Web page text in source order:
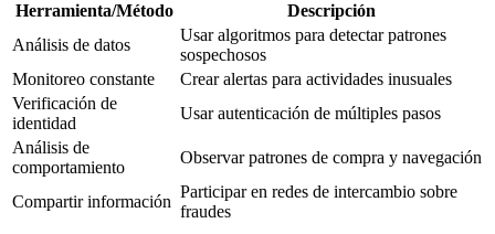
Herramienta/Método
Descripción
Análisis de datos
Usar algoritmos para detectar patrones
sospechosos
Monitoreo constante
Crear alertas para actividades inusuales
Verificación de
identidad
Usar autenticación de múltiples pasos
Análisis de
comportamiento
Observar patrones de compra y navegación
Compartir información
Participar en redes de intercambio sobre
fraudes